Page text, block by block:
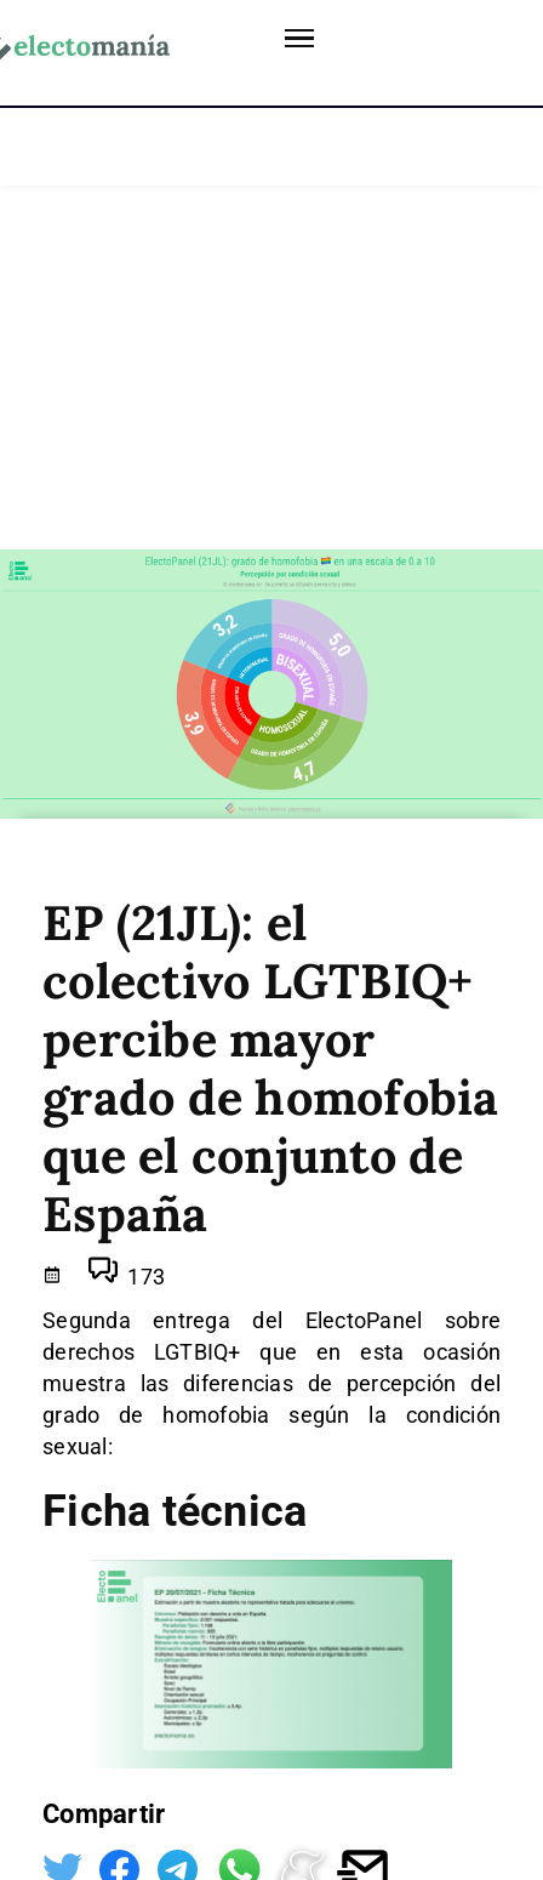
EP (21JL): el
colectivo LGTBIQ+
percibe mayor
grado de homofobia
que el conjunto de
España
173
Segunda entrega del ElectoPanel sobre
derechos LGTBIQ+ que en esta ocasión
muestra las diferencias de percepción del
grado de homofobia según la condición
sexual:
Ficha técnica
Compartir